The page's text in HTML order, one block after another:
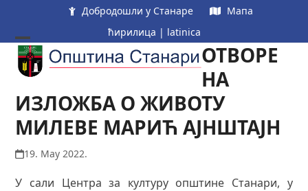
content
Добродошли у Станаре
Мапа
ћирилица | latinica
Open
mobile
menu
Close
mobile
menu
ОТВОРЕ
НА
ИЗЛОЖБА О ЖИВОТУ
МИЛЕВЕ МАРИЋ АЈНШТАЈН
19. May 2022.
У сали Центра за културу општине Станари, у